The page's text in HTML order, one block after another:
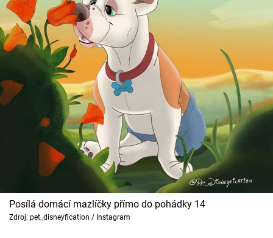
Posílá domácí mazlíčky přímo do pohádky 14
Zdroj: pet_disneyfication / Instagram